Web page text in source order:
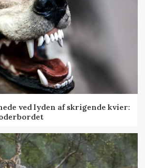
ved lyden af skrigende kvier: